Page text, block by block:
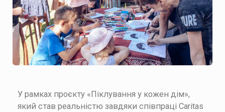
У рамках проєкту «Піклування у кожен дім»,
який став реальністю завдяки співпраці Caritas